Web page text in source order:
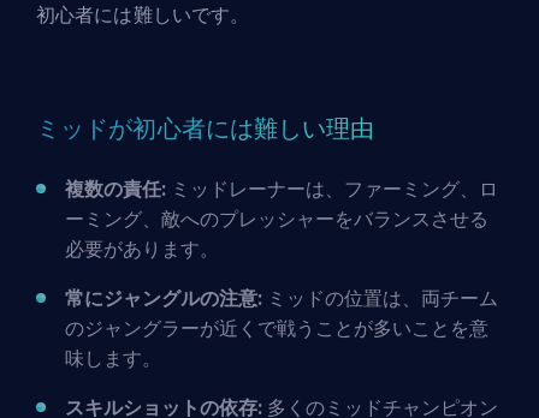
初心者には難しいです。
ミッドが初心者には難しい理由
複数の責任: ミッドレーナーは、ファーミング、ロ
ーミング、敵へのプレッシャーをバランスさせる
必要があります。
常にジャングルの注意: ミッドの位置は、両チーム
のジャングラーが近くで戦うことが多いことを意
味します。
スキルショットの依存: 多くのミッドチャンピオン